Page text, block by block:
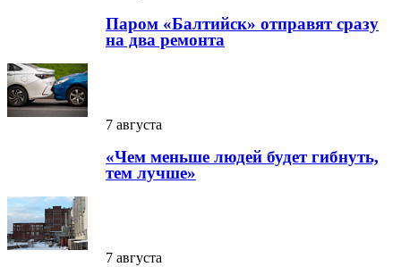
Паром «Балтийск» отправят сразу
на два ремонта
7 августа
«Чем меньше людей будет гибнуть,
тем лучше»
7 августа